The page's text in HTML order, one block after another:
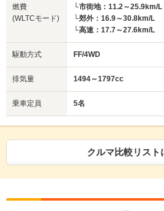
燃費
(WLTCモード)
└市街地：11.2～25.9km/L
└郊外：16.9～30.8km/L
└高速：17.7～27.6km/L
駆動方式 FF/4WD
排気量 1494～1797cc
乗車定員 5名
クルマ比較リスト